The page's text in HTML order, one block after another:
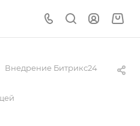
Внедрение Битрикс24